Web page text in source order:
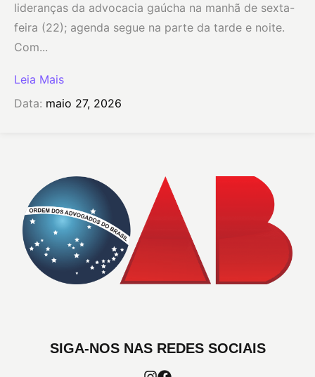
lideranças da advocacia gaúcha na manhã de sexta-
feira (22); agenda segue na parte da tarde e noite.
Com...
Leia Mais
Data: maio 27, 2026
SIGA-NOS NAS REDES SOCIAIS